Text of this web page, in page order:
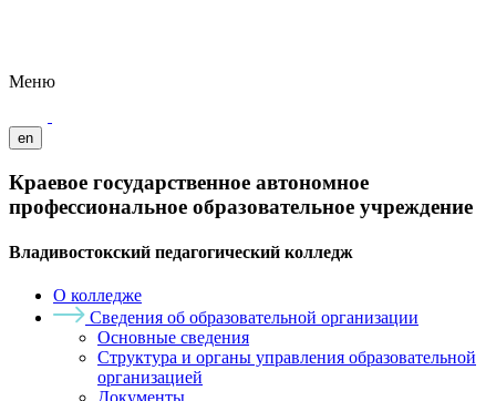
Меню
en
Краевое государственное автономное
профессиональное образовательное учреждение
Владивостокский педагогический колледж
О колледже
Сведения об образовательной организации
Основные сведения
Структура и органы управления образовательной
организацией